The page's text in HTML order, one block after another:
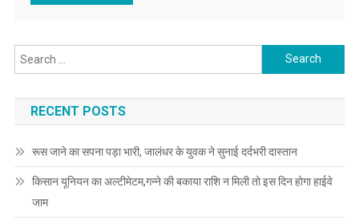
Search for:
RECENT POSTS
रूस जाने का सपना पड़ा भारी, जालंधर के युवक ने सुनाई दर्दभरी दास्तान
किसान यूनियन का अल्टीमेटम,गन्ने की बकाया राशि न मिली तो इस दिन होगा हाईवे
जाम